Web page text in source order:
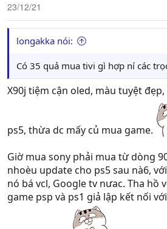
Á đù, chơi lớn dữ
23/12/21
longakka nói:
Có 35 quả mua tivi gì hợp ní các
X90j tiệm cận oled, màu tuyệt
ps5, thừa dc mấy củ mua game.
Giờ mua sony phải mua từ dòng
nhoèu update cho ps5 sau nà6,
nó bá vcl, Google tv nưac. Tha hồ
game psp và ps1 giả lập kết nối